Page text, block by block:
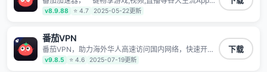
港澳台地区用户提供最好的回国游戏和音乐视频加速服
务，可以在海外或港澳台地区流畅加速国服游戏和音视
线。能加速访问优酷、爱奇艺、腾讯视频、B站、芒果
TV、西瓜视频、QQ音乐、网易云音乐、酷狗音乐、YY
等主流网站应用解除限制，带你穿梭加速回国。目前已
有上百万用户，用户整体好评95%以上，一对一在线客
服支持，保障你的使用体验。
用,视频加载极速不卡顿。人在海外听歌,玩国服游戏 简
单易用。
v8.9.88 ⭐ 4.7 2025-05-22更新
番茄VPN
番茄VPN，助力海外华人高速访问国内网络，快速开启
国内各直播平台,解决国内视频、音乐卡顿问题；更能加
速海量国服游戏，超低延迟稳定不掉线,畅享国内网络！
v9.8.5 ⭐ 4.6 2025-07-19更新
下载